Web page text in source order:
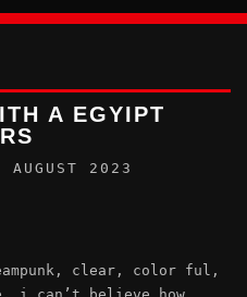
A EGYIPT
2023
clear, color ful,